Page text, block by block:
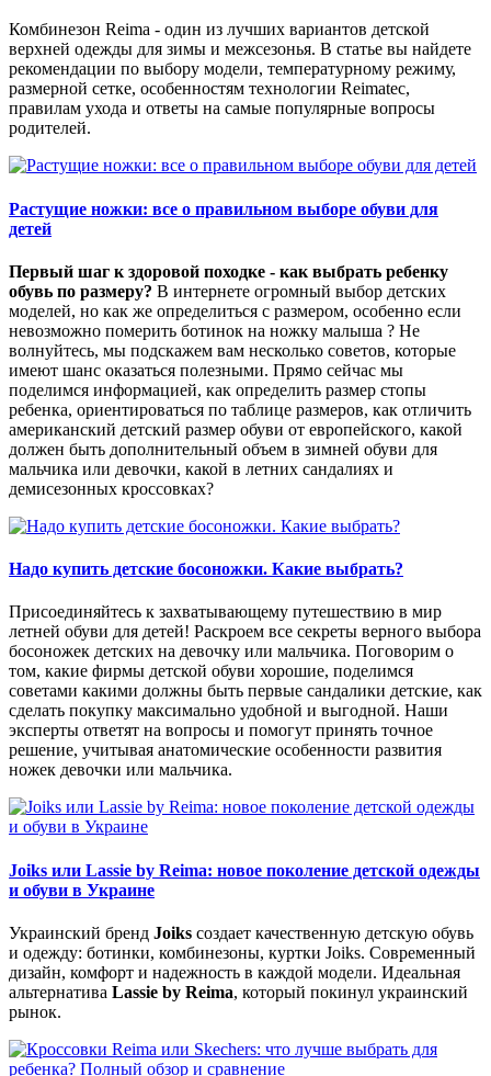
Комбинезон Reima - один из лучших вариантов детской
верхней одежды для зимы и межсезонья. В статье вы найдете
рекомендации по выбору модели, температурному режиму,
размерной сетке, особенностям технологии Reimatec,
правилам ухода и ответы на самые популярные вопросы
родителей.
Растущие ножки: все о правильном выборе обуви для
детей
Первый шаг к здоровой походке - как выбрать ребенку
обувь по размеру? В интернете огромный выбор детских
моделей, но как же определиться с размером, особенно если
невозможно померить ботинок на ножку малыша ? Не
волнуйтесь, мы подскажем вам несколько советов, которые
имеют шанс оказаться полезными. Прямо сейчас мы
поделимся информацией, как определить размер стопы
ребенка, ориентироваться по таблице размеров, как отличить
американский детский размер обуви от европейского, какой
должен быть дополнительный объем в зимней обуви для
мальчика или девочки, какой в летних сандалиях и
демисезонных кроссовках?
Надо купить детские босоножки. Какие выбрать?
Присоединяйтесь к захватывающему путешествию в мир
летней обуви для детей! Раскроем все секреты верного выбора
босоножек детских на девочку или мальчика. Поговорим о
том, какие фирмы детской обуви хорошие, поделимся
советами какими должны быть первые сандалики детские, как
сделать покупку максимально удобной и выгодной. Наши
эксперты ответят на вопросы и помогут принять точное
решение, учитывая анатомические особенности развития
ножек девочки или мальчика.
Joiks или Lassie by Reima: новое поколение детской одежды
и обуви в Украине
Украинский бренд Joiks создает качественную детскую обувь
и одежду: ботинки, комбинезоны, куртки Joiks. Современный
дизайн, комфорт и надежность в каждой модели. Идеальная
альтернатива Lassie by Reima, который покинул украинский
рынок.